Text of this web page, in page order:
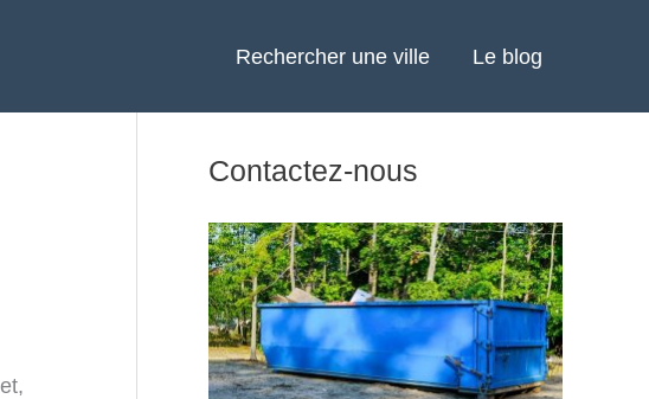
Rechercher une ville Le blog
Contactez-nous